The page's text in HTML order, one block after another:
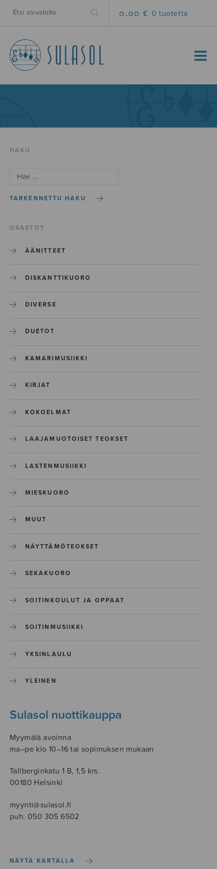
0.00 € 0 tuotetta
MENU
HAKU
TARKENNETTU HAKU
OSASTOT
ÄÄNITTEET
DISKANTTIKUORO
DIVERSE
DUETOT
KAMARIMUSIIKKI
KIRJAT
KOKOELMAT
LAAJAMUOTOISET TEOKSET
LASTENMUSIIKKI
MIESKUORO
MUUT
NÄYTTÄMÖTEOKSET
SEKAKUORO
SOITINKOULUT JA OPPAAT
SOITINMUSIIKKI
YKSINLAULU
YLEINEN
Sulasol nuottikauppa
Myymälä avoinna
ma–pe klo 10–16 tai sopimuksen mukaan
Tallberginkatu 1 B, 1,5 krs.
00180 Helsinki
myynti@sulasol.fi
puh. 050 305 6502
NÄYTÄ KARTALLA